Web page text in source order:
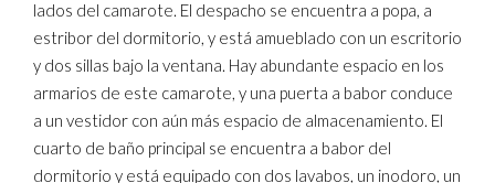
lados del camarote. El despacho se encuentra a popa, a
estribor del dormitorio, y está amueblado con un escritorio
y dos sillas bajo la ventana. Hay abundante espacio en los
armarios de este camarote, y una puerta a babor conduce
a un vestidor con aún más espacio de almacenamiento. El
cuarto de baño principal se encuentra a babor del
dormitorio y está equipado con dos lavabos, un inodoro, un